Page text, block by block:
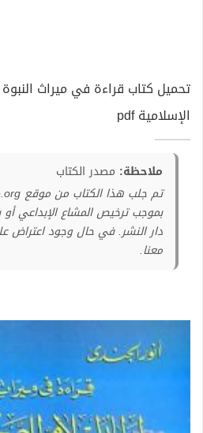
تحميل كتاب قراءة في ميراث
الإسلامية pdf
ملاحظة: مصدر الكتاب
بموجب ترخيص المشاع الإبداعي
دار النشر. في حال وجود اعتراض
معنا.